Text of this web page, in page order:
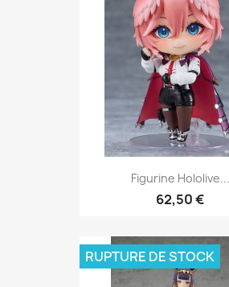
Figurine Hololive...
62,50 €
RUPTURE DE STOCK